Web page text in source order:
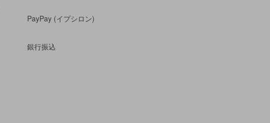
PayPay (イプシロン)
銀行振込